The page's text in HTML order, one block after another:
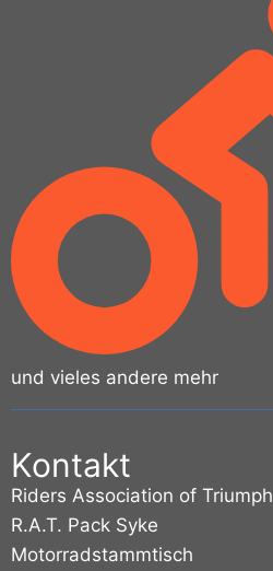
und vieles andere mehr
Kontakt
Riders Association of Triumph
R.A.T. Pack Syke
Motorradstammtisch